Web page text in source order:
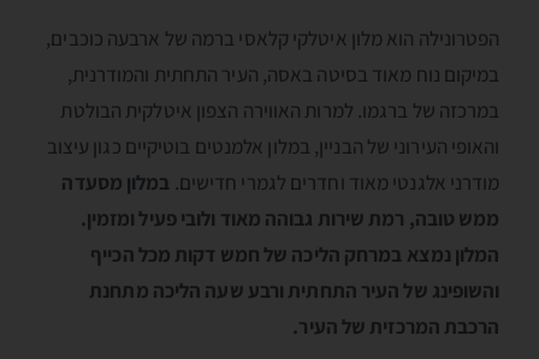
הפטרונילה הוא מלון איטלקי קלאסי ברמה של ארבעה כוכבים,
במיקום נוח מאוד בסיטה באסה, העיר התחתית והמודרנית,
במרכזה של ברגמו. למרות האווירה הצפון איטלקית הבולטת
והאופי העירוני של הבניין, במלון אלמנטים בוטיקיים כגון עיצוב
מודרני אלגנטי מאוד וחדרים לגמרי חדישים. במלון מסעדה
ממש טובה, רמת שירות גבוהה מאוד ולובי פעיל ומזמין.
המלון נמצא במרחק הליכה של חמש דקות מכל הכייף
והשופינג של העיר התחתית ורבע שעה הליכה מתחנת
הרכבת המרכזית של העיר.